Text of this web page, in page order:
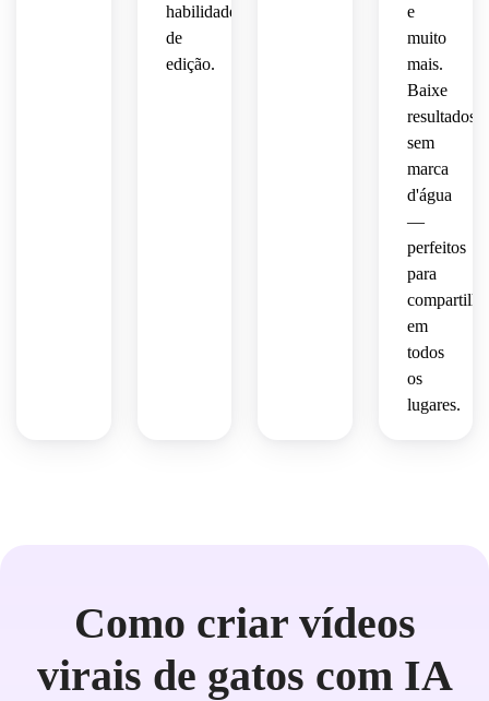
habilidades
de
edição.
e
muito
mais.
Baixe
resultados
sem
marca
d'água
—
perfeitos
para
em
todos
os
lugares.
Como criar vídeos
virais de gatos com IA